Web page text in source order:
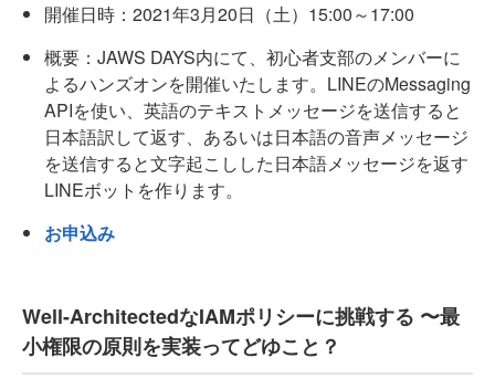
開催日時：2021年3月20日（土）15:00～17:00
概要：JAWS DAYS内にて、初心者支部のメンバーに
よるハンズオンを開催いたします。LINEのMessaging
APIを使い、英語のテキストメッセージを送信すると
日本語訳して返す、あるいは日本語の音声メッセージ
を送信すると文字起こしした日本語メッセージを返す
LINEボットを作ります。
お申込み
Well-ArchitectedなIAMポリシーに挑戦する 〜最
小権限の原則を実装ってどゆこと？